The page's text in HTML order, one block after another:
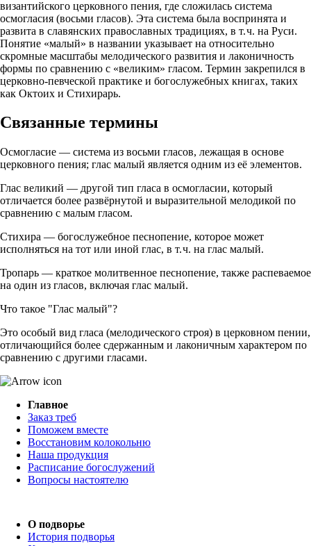
византийского церковного пения, где сложилась система
осмогласия (восьми гласов). Эта система была воспринята и
развита в славянских православных традициях, в т. ч. на Руси.
Понятие «малый» в названии указывает на относительно
скромные масштабы мелодического развития и лаконичность
формы по сравнению с «великим» гласом. Термин закрепился в
церковно‑певческой практике и богослужебных книгах, таких
как Октоих и Стихирарь.
Связанные термины
Осмогласие — система из восьми гласов, лежащая в основе
церковного пения; глас малый является одним из её элементов.
Глас великий — другой тип гласа в осмогласии, который
отличается более развёрнутой и выразительной мелодикой по
сравнению с малым гласом.
Стихира — богослужебное песнопение, которое может
исполняться на тот или иной глас, в т. ч. на глас малый.
Тропарь — краткое молитвенное песнопение, также распеваемое
на один из гласов, включая глас малый.
Что такое "Глас малый"?
Это особый вид гласа (мелодического строя) в церковном пении,
отличающийся более сдержанным и лаконичным характером по
сравнению с другими гласами.
Главное
Заказ треб
Поможем вместе
Восстановим колокольню
Наша продукция
Расписание богослужений
Вопросы настоятелю
О подворье
История подворья